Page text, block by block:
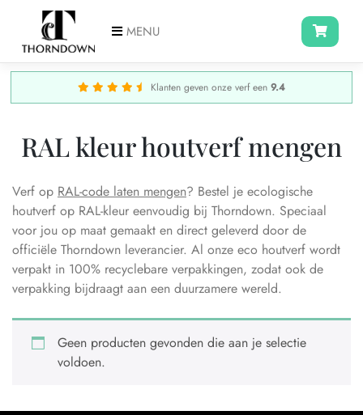
MENU
Klanten geven onze verf een 9.4
RAL kleur houtverf mengen
Verf op RAL-code laten mengen? Bestel je ecologische
houtverf op RAL-kleur eenvoudig bij Thorndown. Speciaal
voor jou op maat gemaakt en direct geleverd door de
officiële Thorndown leverancier. Al onze eco houtverf wordt
verpakt in 100% recyclebare verpakkingen, zodat ook de
verpakking bijdraagt aan een duurzamere wereld.
Geen producten gevonden die aan je selectie
voldoen.